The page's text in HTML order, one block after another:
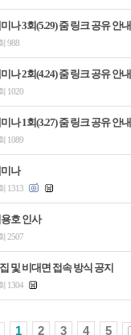
나 3회(5.29) 줌 링크 공유 안내
988
나 2회(4.24) 줌 링크 공유 안내
1020
나 1회(3.27) 줌 링크 공유 안내
1089
나
1313
호 인사
2507
및 비대면 접속 방식 공지
1304
1 2 3 4 5